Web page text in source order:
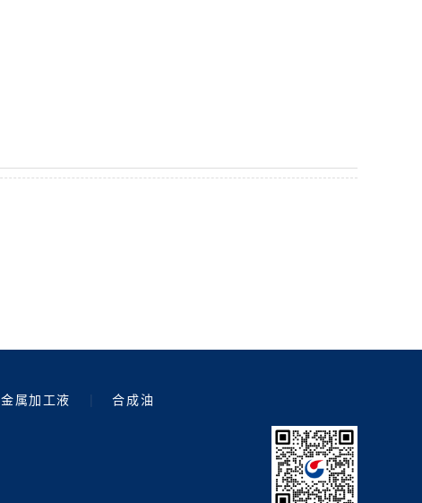
金属加工液 | 合成油